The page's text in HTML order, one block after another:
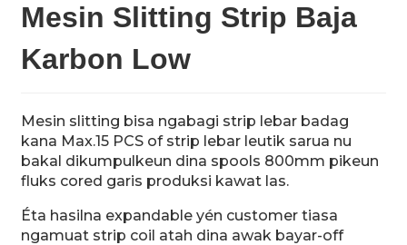
Mesin Slitting Strip Baja
Karbon Low
Mesin slitting bisa ngabagi strip lebar badag
kana Max.15 PCS of strip lebar leutik sarua nu
bakal dikumpulkeun dina spools 800mm pikeun
fluks cored garis produksi kawat las.
Éta hasilna expandable yén customer tiasa
ngamuat strip coil atah dina awak bayar-off